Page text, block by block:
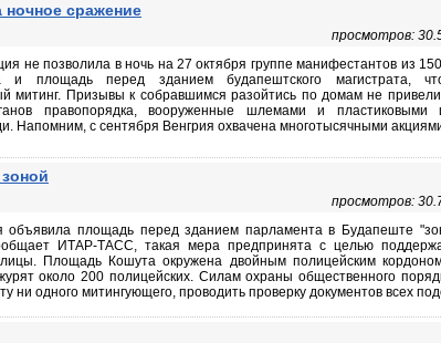
сражение
просмотров:
не позволила в ночь на 27 октября группе манифестантов из
площадь перед зданием будапештского магистрата,
митинг. Призывы к собравшимся разойтись по домам не привели
правопорядка, вооруженные шлемами и пластиковыми
Напомним, с сентября Венгрия охвачена многотысячными
просмотров:
объявила площадь перед зданием парламента в Будапеште
ИТАР-ТАСС, такая мера предпринята с целью
Площадь Кошута окружена двойным полицейским
около 200 полицейских. Силам охраны общественного
ни одного митингующего, проводить проверку документов всех